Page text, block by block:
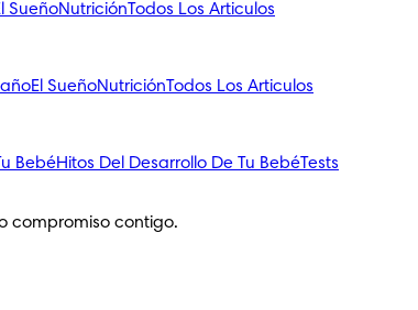
SueñoNutriciónTodos Los Articulos
El SueñoNutriciónTodos Los Articulos
BebéHitos Del Desarrollo De Tu BebéTests
compromiso contigo.